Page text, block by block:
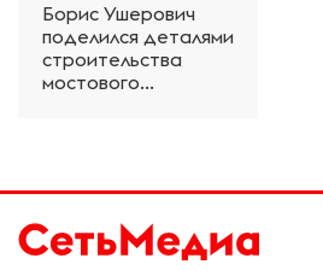
Борис Ушерович
поделился деталями
строительства
мостового